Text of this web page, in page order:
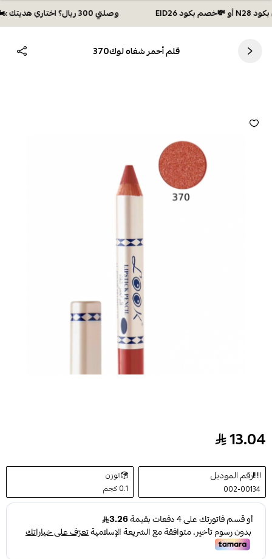
وصلتي 300 ريال؟ اختاري هديتك :🏍 شحن مجاني بكود N28 أو 💸خصم بكود EID26
قلم أحمر شفاه لوك370
قلم أحمر شفاه لوك370
13.04
رقم الموديل
002-00134
الوزن
0.1 كجم